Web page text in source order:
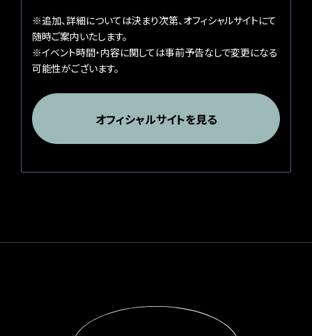
※追加、詳細については決まり次第、オフィシャルサイトにて
随時ご案内いたします。
※イベント時間・内容に関しては事前予告なしで変更になる
可能性がございます。
オフィシャルサイトを見る